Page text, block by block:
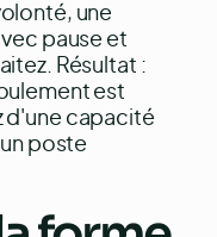
une
pause et
Résultat :
est
d'une capacité
poste